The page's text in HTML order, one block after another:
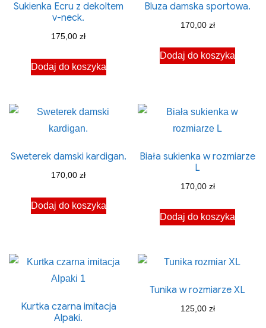
Sukienka Ecru z dekoltem
v-neck.
175,00zł
Dodaj do koszyka
Bluza damska sportowa.
170,00 zł
Dodaj do koszyka
Sweterek damski kardigan.
170,00zł
Dodaj do koszyka
Biała sukienka w rozmiarze
L
170,00 zł
Dodaj do koszyka
Kurtka czarna imitacja
Alpaki.
Tunika w rozmiarze XL
125,00 zł